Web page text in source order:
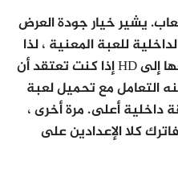
يشير خيار جودة العرض
للعبة المعنية ، لذا
فهذه هي الدقة التي تريد رفعها إلى HD إذا كنت تعتقد أن
التعامل مع تحميل لعبة
داخلية أعلى. مرة أخرى ،
كلا الإعدادين على